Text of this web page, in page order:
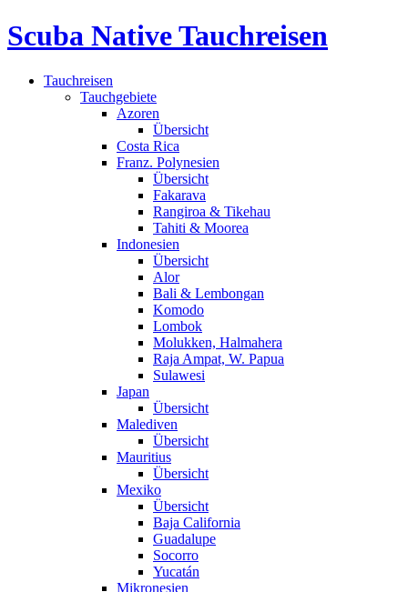
Scuba Native Tauchreisen
Tauchreisen
Tauchgebiete
Azoren
Übersicht
Costa Rica
Franz. Polynesien
Übersicht
Fakarava
Rangiroa & Tikehau
Tahiti & Moorea
Indonesien
Übersicht
Alor
Bali & Lembongan
Komodo
Lombok
Molukken, Halmahera
Raja Ampat, W. Papua
Sulawesi
Japan
Übersicht
Malediven
Übersicht
Mauritius
Übersicht
Mexiko
Übersicht
Baja California
Guadalupe
Socorro
Yucatán
Mikronesien